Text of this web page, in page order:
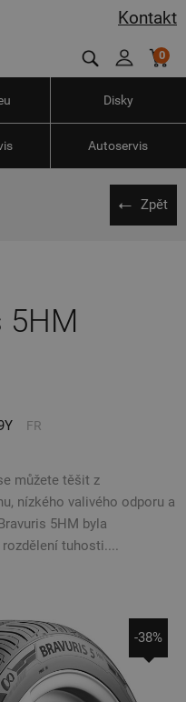
Kontakt
0
Disky
Autoservis
Zpět
5HM
FR
můžete těšit z
nízkého valivého odporu a
5HM byla
tuhosti....
-38%